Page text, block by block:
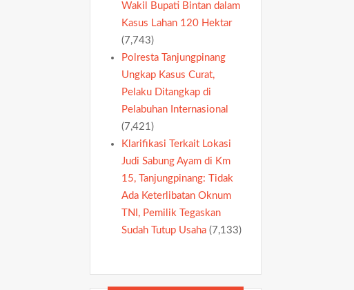
Wakil Bupati Bintan dalam
Kasus Lahan 120 Hektar
(7,743)
Polresta Tanjungpinang
Ungkap Kasus Curat,
Pelaku Ditangkap di
Pelabuhan Internasional
(7,421)
Klarifikasi Terkait Lokasi
Judi Sabung Ayam di Km
15, Tanjungpinang: Tidak
Ada Keterlibatan Oknum
TNI, Pemilik Tegaskan
Sudah Tutup Usaha (7,133)